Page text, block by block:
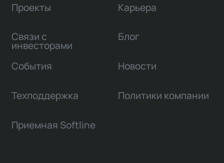
Проекты
Связи с
инвесторами
Карьера
Блог
События Новости
Техподдержка Политики компании
Приемная Softline